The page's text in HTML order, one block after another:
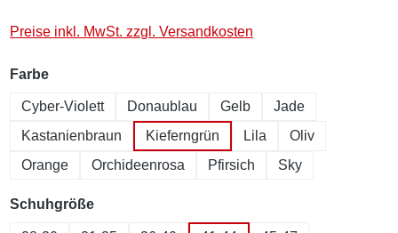
Preise inkl. MwSt. zzgl. Versandkosten
Farbeauswählen
Cyber-Violett Donaublau Gelb
Jade
Kastanienbraun
Kieferngrün Lila
Oliv
Orange
Orchideenrosa Pfirsich Sky
Schuhgrößeauswählen